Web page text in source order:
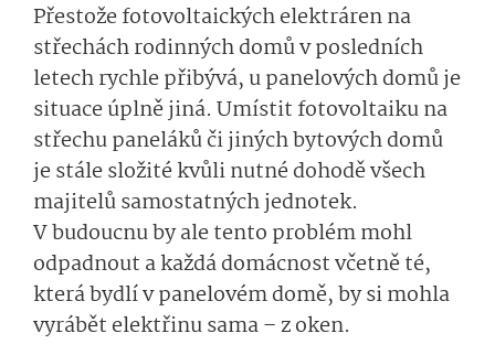
Přestože fotovoltaických elektráren na
střechách rodinných domů v posledních
letech rychle přibývá, u panelových domů je
situace úplně jiná. Umístit fotovoltaiku na
střechu paneláků či jiných bytových domů
je stále složité kvůli nutné dohodě všech
majitelů samostatných jednotek.
V budoucnu by ale tento problém mohl
odpadnout a každá domácnost včetně té,
která bydlí v panelovém domě, by si mohla
vyrábět elektřinu sama – z oken.